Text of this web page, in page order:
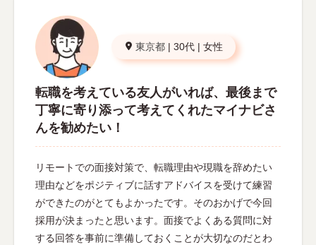
東京都 | 30代 | 女性
転職を考えている友人がいれば、最後まで
丁寧に寄り添って考えてくれたマイナビさ
んを勧めたい！
リモートでの面接対策で、転職理由や現職を辞めたい
理由などをポジティブに話すアドバイスを受けて練習
ができたのがとてもよかったです。そのおかげで今回
採用が決まったと思います。面接でよくある質問に対
する回答を事前に準備しておくことが大切なのだとわ